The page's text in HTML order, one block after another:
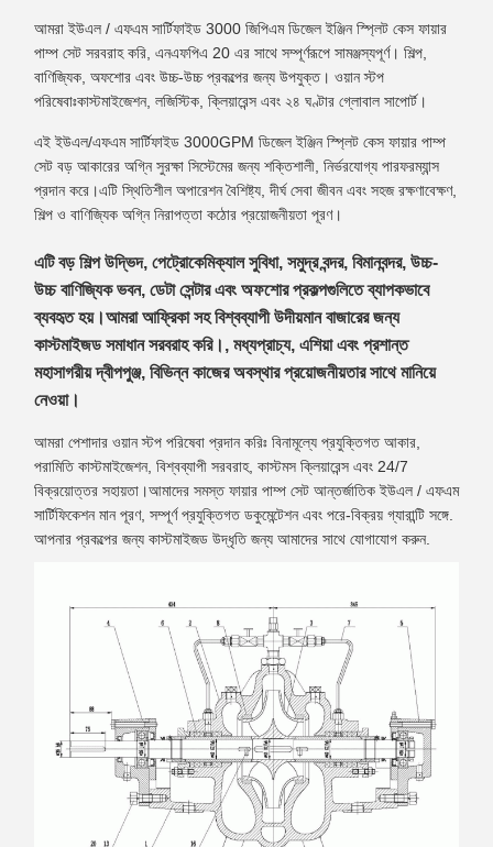
আমরা ইউএল / এফএম সার্টিফাইড 3000 জিপিএম ডিজেল ইঞ্জিন স্প্লিট কেস ফায়ার
পাম্প সেট সরবরাহ করি, এনএফপিএ 20 এর সাথে সম্পূর্ণরূপে সামঞ্জস্যপূর্ণ। শিল্প,
বাণিজ্যিক, অফশোর এবং উচ্চ-উচ্চ প্রকল্পের জন্য উপযুক্ত। ওয়ান স্টপ
পরিষেবাঃকাস্টমাইজেশন, লজিস্টিক, ক্লিয়ারেন্স এবং ২৪ ঘণ্টার গ্লোবাল সাপোর্ট।
এই ইউএল/এফএম সার্টিফাইড 3000GPM ডিজেল ইঞ্জিন স্প্লিট কেস ফায়ার পাম্প
সেট বড় আকারের অগ্নি সুরক্ষা সিস্টেমের জন্য শক্তিশালী, নির্ভরযোগ্য পারফরম্যান্স
প্রদান করে।এটি স্থিতিশীল অপারেশন বৈশিষ্ট্য, দীর্ঘ সেবা জীবন এবং সহজ রক্ষণাবেক্ষণ,
শিল্প ও বাণিজ্যিক অগ্নি নিরাপত্তা কঠোর প্রয়োজনীয়তা পূরণ।
এটি বড় শিল্প উদ্ভিদ, পেট্রোকেমিক্যাল সুবিধা, সমুদ্র বন্দর, বিমানবন্দর, উচ্চ-
উচ্চ বাণিজ্যিক ভবন, ডেটা সেন্টার এবং অফশোর প্রকল্পগুলিতে ব্যাপকভাবে
ব্যবহৃত হয়।আমরা আফ্রিকা সহ বিশ্বব্যাপী উদীয়মান বাজারের জন্য
কাস্টমাইজড সমাধান সরবরাহ করি।, মধ্যপ্রাচ্য, এশিয়া এবং প্রশান্ত
মহাসাগরীয় দ্বীপপুঞ্জ, বিভিন্ন কাজের অবস্থার প্রয়োজনীয়তার সাথে মানিয়ে
নেওয়া।
আমরা পেশাদার ওয়ান স্টপ পরিষেবা প্রদান করিঃ বিনামূল্যে প্রযুক্তিগত আকার,
পরামিতি কাস্টমাইজেশন, বিশ্বব্যাপী সরবরাহ, কাস্টমস ক্লিয়ারেন্স এবং 24/7
বিক্রয়োত্তর সহায়তা।আমাদের সমস্ত ফায়ার পাম্প সেট আন্তর্জাতিক ইউএল / এফএম
সার্টিফিকেশন মান পূরণ, সম্পূর্ণ প্রযুক্তিগত ডকুমেন্টেশন এবং পরে-বিক্রয় গ্যারান্টি সঙ্গে.
আপনার প্রকল্পের জন্য কাস্টমাইজড উদ্ধৃতি জন্য আমাদের সাথে যোগাযোগ করুন.